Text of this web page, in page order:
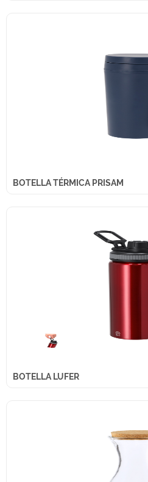
BOTELLA TÉRMICA PRISAM
BOTELLA LUFER